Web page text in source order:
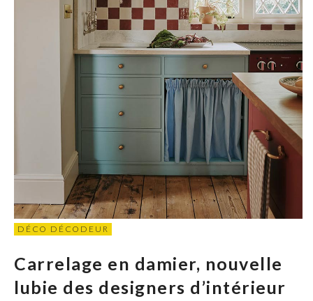
DÉCO DÉCODEUR
Carrelage en damier, nouvelle
lubie des designers d’intérieur